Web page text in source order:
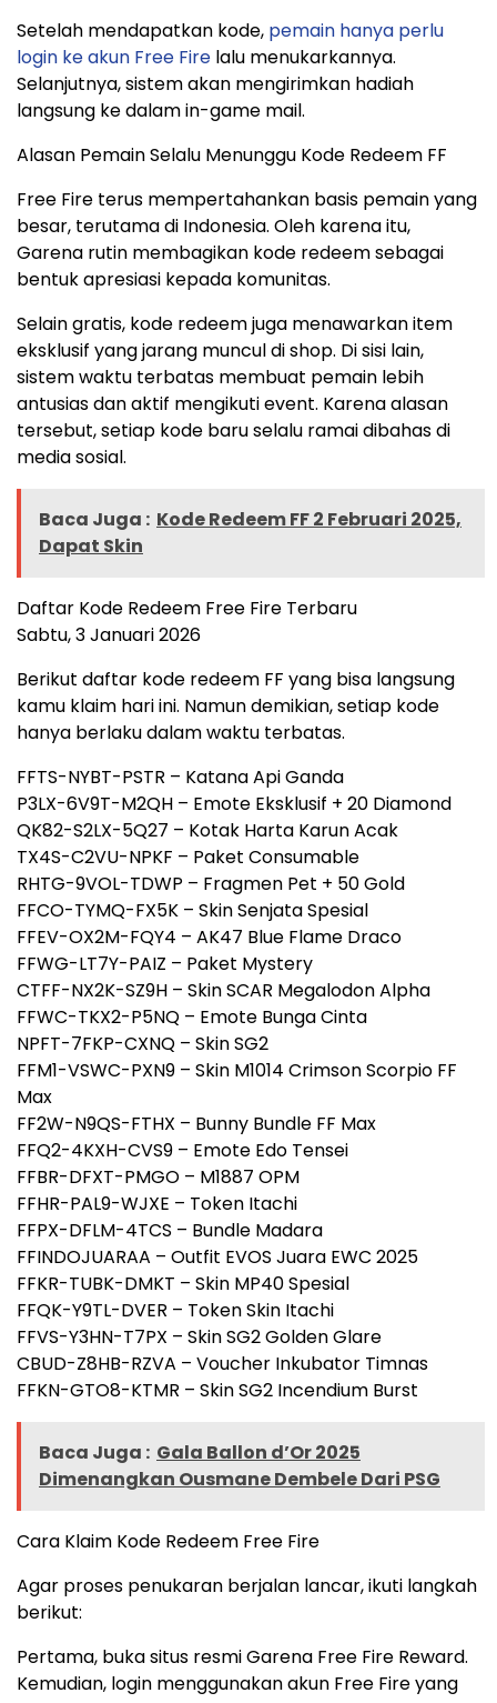
Setelah mendapatkan kode, pemain hanya perlu
login ke akun Free Fire lalu menukarkannya.
Selanjutnya, sistem akan mengirimkan hadiah
langsung ke dalam in-game mail.
Alasan Pemain Selalu Menunggu Kode Redeem FF
Free Fire terus mempertahankan basis pemain yang
besar, terutama di Indonesia. Oleh karena itu,
Garena rutin membagikan kode redeem sebagai
bentuk apresiasi kepada komunitas.
Selain gratis, kode redeem juga menawarkan item
eksklusif yang jarang muncul di shop. Di sisi lain,
sistem waktu terbatas membuat pemain lebih
antusias dan aktif mengikuti event. Karena alasan
tersebut, setiap kode baru selalu ramai dibahas di
media sosial.
Baca Juga : Kode Redeem FF 2 Februari 2025,
Dapat Skin
Daftar Kode Redeem Free Fire Terbaru
Sabtu, 3 Januari 2026
Berikut daftar kode redeem FF yang bisa langsung
kamu klaim hari ini. Namun demikian, setiap kode
hanya berlaku dalam waktu terbatas.
FFTS-NYBT-PSTR – Katana Api Ganda
P3LX-6V9T-M2QH – Emote Eksklusif + 20 Diamond
QK82-S2LX-5Q27 – Kotak Harta Karun Acak
TX4S-C2VU-NPKF – Paket Consumable
RHTG-9VOL-TDWP – Fragmen Pet + 50 Gold
FFCO-TYMQ-FX5K – Skin Senjata Spesial
FFEV-OX2M-FQY4 – AK47 Blue Flame Draco
FFWG-LT7Y-PAIZ – Paket Mystery
CTFF-NX2K-SZ9H – Skin SCAR Megalodon Alpha
FFWC-TKX2-P5NQ – Emote Bunga Cinta
NPFT-7FKP-CXNQ – Skin SG2
FFM1-VSWC-PXN9 – Skin M1014 Crimson Scorpio FF
Max
FF2W-N9QS-FTHX – Bunny Bundle FF Max
FFQ2-4KXH-CVS9 – Emote Edo Tensei
FFBR-DFXT-PMGO – M1887 OPM
FFHR-PAL9-WJXE – Token Itachi
FFPX-DFLM-4TCS – Bundle Madara
FFINDOJUARAA – Outfit EVOS Juara EWC 2025
FFKR-TUBK-DMKT – Skin MP40 Spesial
FFQK-Y9TL-DVER – Token Skin Itachi
FFVS-Y3HN-T7PX – Skin SG2 Golden Glare
CBUD-Z8HB-RZVA – Voucher Inkubator Timnas
FFKN-GTO8-KTMR – Skin SG2 Incendium Burst
Baca Juga : Gala Ballon d’Or 2025
Dimenangkan Ousmane Dembele Dari PSG
Cara Klaim Kode Redeem Free Fire
Agar proses penukaran berjalan lancar, ikuti langkah
berikut:
Pertama, buka situs resmi Garena Free Fire Reward.
Kemudian, login menggunakan akun Free Fire yang